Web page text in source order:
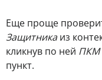
Еще проще
Защитникаиз
кликнув по ней ПКМ
пункт.